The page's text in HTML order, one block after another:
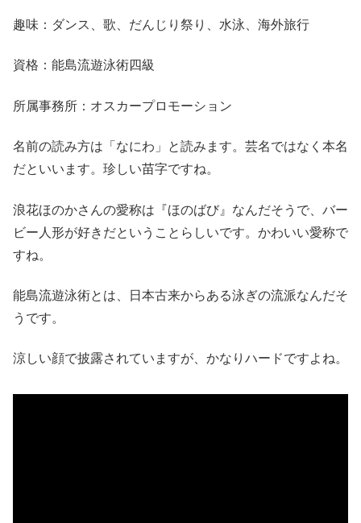
趣味：ダンス、歌、だんじり祭り、水泳、海外旅行
資格：能島流遊泳術四級
所属事務所：オスカープロモーション
名前の読み方は「なにわ」と読みます。芸名ではなく本名
だといいます。珍しい苗字ですね。
浪花ほのかさんの愛称は『ほのばび』なんだそうで、バー
ビー人形が好きだということらしいです。かわいい愛称で
すね。
能島流遊泳術とは、日本古来からある泳ぎの流派なんだそ
うです。
涼しい顔で披露されていますが、かなりハードですよね。